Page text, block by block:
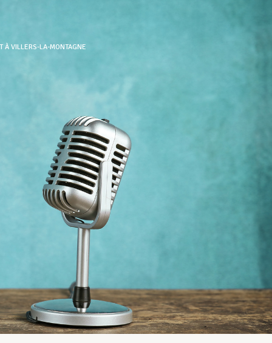
À VILLERS-LA-MONTAGNE